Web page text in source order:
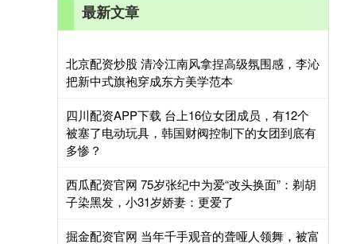
最新文章
北京配资炒股 清冷江南风拿捏高级氛围感，李沁
把新中式旗袍穿成东方美学范本
四川配资APP下载 台上16位女团成员，有12个
被塞了电动玩具，韩国财阀控制下的女团到底有
多惨？
西瓜配资官网 75岁张纪中为爱“改头换面”：剃胡
子染黑发，小31岁娇妻：更爱了
掘金配资官网 当年千手观音的聋哑人领舞，被富